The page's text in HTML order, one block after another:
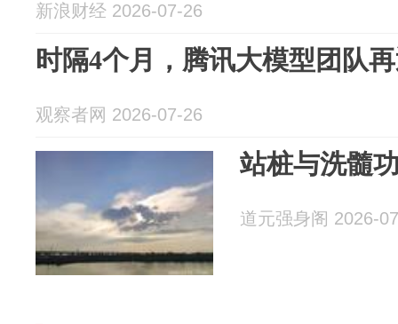
新浪财经 2026-07-26
时隔4个月，腾讯大模型团队
观察者网 2026-07-26
站桩与洗髓
道元强身阁 2026-